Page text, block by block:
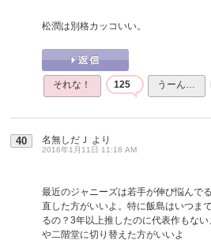
松潤は別格カッコいい。
それな！ 125 うーん…
40 名無しだＪ より
2016年1月11日 11:18 AM
最近のジャニーズは若手が伸び悩んで
直した方がいいよ。特に飯島はいつま
るの？3年以上推したのに代表作もな
や二階堂に切り替えた方がいいよ